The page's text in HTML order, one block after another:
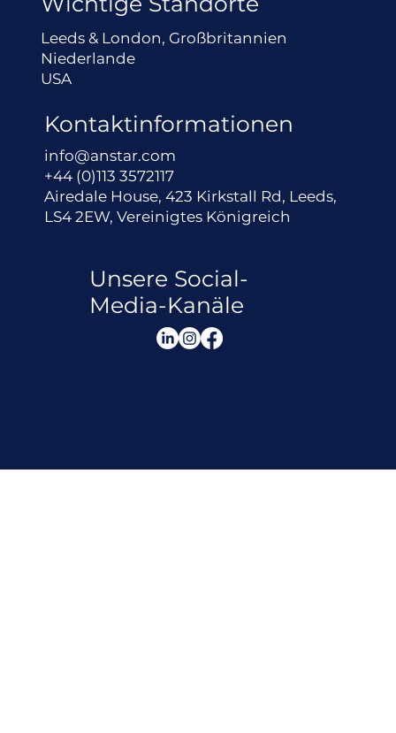
Leeds & London, Großbritannien
Niederlande
USA
Kontaktinformationen
info@anstar.com
+44 (0)113 3572117
Airedale House, 423 Kirkstall Rd, Leeds,
LS4 2EW, Vereinigtes Königreich
Unsere Social-
Media-Kanäle